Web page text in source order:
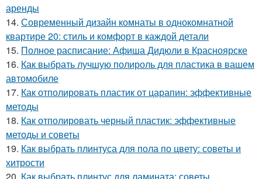
аренды
14. Современный дизайн комнаты в однокомнатной
квартире 20: стиль и комфорт в каждой детали
15. Полное расписание: Афиша Дидюли в Красноярске
16. Как выбрать лучшую полироль для пластика в вашем
автомобиле
17. Как отполировать пластик от царапин: эффективные
методы
18. Как отполировать черный пластик: эффективные
методы и советы
19. Как выбрать плинтуса для пола по цвету: советы и
хитрости